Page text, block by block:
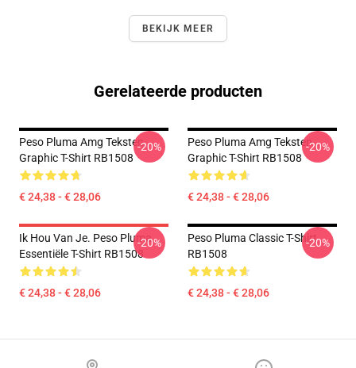
BEKIJK MEER
Gerelateerde producten
Peso Pluma Amg Teksten
Graphic T-Shirt RB1508
€ 24,38 - € 28,06
-20%
Peso Pluma Amg Teksten
Graphic T-Shirt RB1508
€ 24,38 - € 28,06
-20%
Ik Hou Van Je. Peso Pluma
Essentiële T-Shirt RB1508
€ 24,38 - € 28,06
-20%
Peso Pluma Classic T-Shirt
RB1508
€ 24,38 - € 28,06
-20%